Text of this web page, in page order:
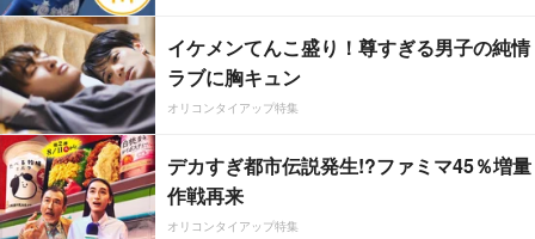
イケメンてんこ盛り！尊すぎる男子の純情
ラブに胸キュン
オリコンタイアップ特集
デカすぎ都市伝説発生!?ファミマ45％増量
作戦再来
オリコンタイアップ特集